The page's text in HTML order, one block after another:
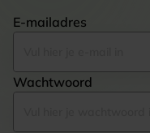
E-mailadres
Wachtwoord